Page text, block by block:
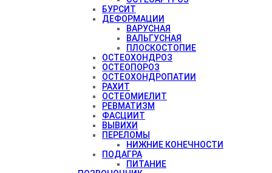
БУРСИТ
ДЕФОРМАЦИИ
ВАРУСНАЯ
ВАЛЬГУСНАЯ
ПЛОСКОСТОПИЕ
ОСТЕОХОНДРОЗ
ОСТЕОПОРОЗ
ОСТЕОХОНДРОПАТИИ
РАХИТ
ОСТЕОМИЕЛИТ
РЕВМАТИЗМ
ФАСЦИИТ
ВЫВИХИ
ПЕРЕЛОМЫ
НИЖНИЕ КОНЕЧНОСТИ
ПОДАГРА
ПИТАНИЕ